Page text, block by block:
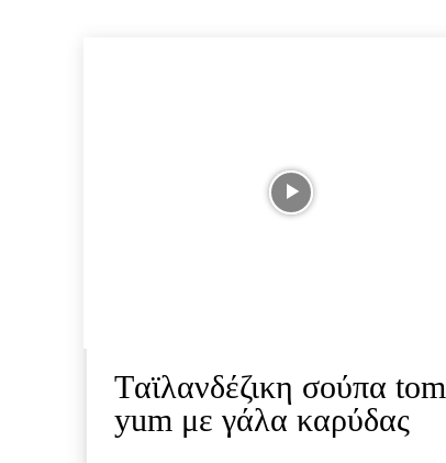
Tαϊλανδέζικη σούπα tom
yum με γάλα καρύδας